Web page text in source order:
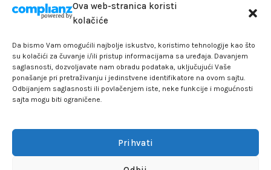
Ova web-stranica koristi
kolačiće
Da bismo Vam omogućili najbolje iskustvo, koristimo tehnologije kao što
su kolačići za čuvanje i/ili pristup informacijama sa uređaja. Davanjem
saglasnosti, dozvoljavate nam obradu podataka, uključujući Vaše
ponašanje pri pretraživanju i jedinstvene identifikatore na ovom sajtu.
Odbijanjem saglasnosti ili povlačenjem iste, neke funkcije i mogućnosti
sajta mogu biti ograničene.
Prihvati
+381641129145
info@flakhobby.com
Lokal 102, prvi sprat